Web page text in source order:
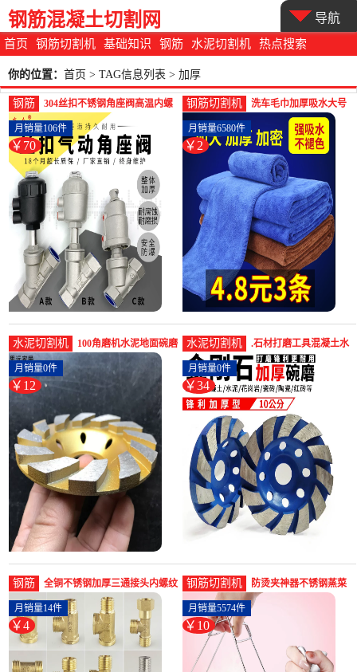
首页 钢筋切割机 基础知识 钢筋 水泥切割机 热点搜索
钢筋混凝土切割网 导航
你的位置： 首页 > TAG信息列表 > 加厚
钢筋
304丝扣不锈钢角座阀高温内螺
纹气动角座阀DN15-螺纹钢(奇
众五金旗舰店仅售70元)
￥70
月销量106件
钢筋切割机
洗车毛巾加厚吸水大号
擦车布专用玻璃不掉毛
抹布工具汽-钢筋切割工
具(艺桥旗舰店仅售2.1
元)
￥2
月销量6580件
水泥切割机
100角磨机水泥地面碗磨
盘混凝土加厚金刚石碗
磨片抛-水泥切割机(思
远家居专营店仅售12.3
￥12
月销量0件
水泥切割机
.石材打磨工具混凝土水
泥地墙面打磨切割机加
厚金刚石-水泥切割机
(珑嘉乐旗舰店仅售
33.83元)
￥34
月销量0件
钢筋
全铜不锈钢加厚三通接头内螺纹
活接三通内丝外丝水管配-螺纹
钢(天煦旗舰店仅售3.5元)
￥4
月销量14件
钢筋切割机
防烫夹神器不锈钢蒸菜
取碗器夹盘子夹子砂锅
具(艾卡龙旗舰店仅售
9.6元)
￥10
月销量5574件